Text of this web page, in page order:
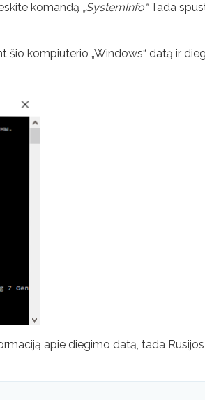
komandą „SystemInfo“Tada
kompiuterio „Windows“ datą ir
apie diegimo datą, tada Rusijos